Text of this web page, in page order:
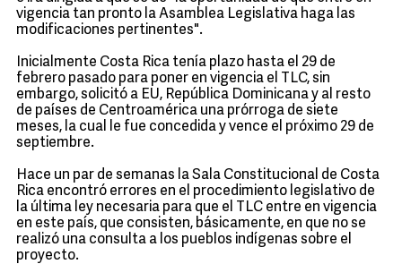
vigencia tan pronto la Asamblea Legislativa haga las
modificaciones pertinentes".
Inicialmente Costa Rica tenía plazo hasta el 29 de
febrero pasado para poner en vigencia el TLC, sin
embargo, solicitó a EU, República Dominicana y al resto
de países de Centroamérica una prórroga de siete
meses, la cual le fue concedida y vence el próximo 29 de
septiembre.
Hace un par de semanas la Sala Constitucional de Costa
Rica encontró errores en el procedimiento legislativo de
la última ley necesaria para que el TLC entre en vigencia
en este país, que consisten, básicamente, en que no se
realizó una consulta a los pueblos indígenas sobre el
proyecto.